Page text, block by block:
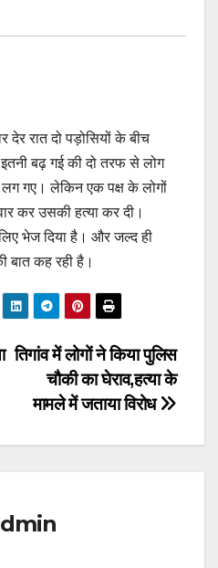
देर रात दो पड़ोसियों के बीच
बढ़ गई की दो तरफ से लोग
गए। लेकिन एक पक्ष के लोगों
कर उसकी हत्या कर दी।
भेज दिया है। और जल्द ही
बात कह रही है।
तिगांव में लोगों ने किया पुलिस
चौकी का घेराव,हत्या के
मामले में जताया विरोध